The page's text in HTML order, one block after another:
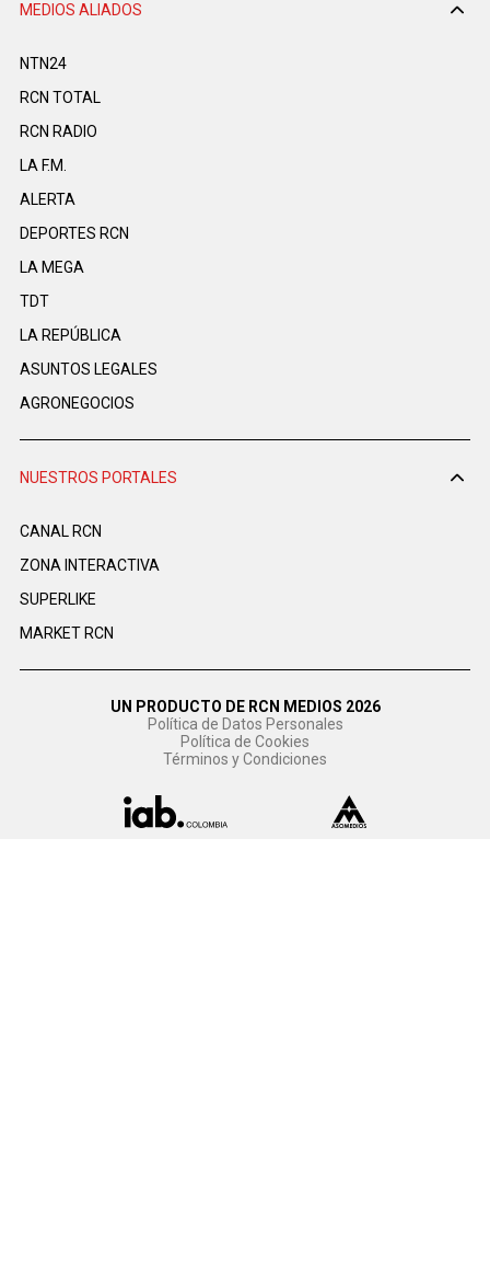
MEDIOS ALIADOS
NTN24
RCN TOTAL
RCN RADIO
LA F.M.
ALERTA
DEPORTES RCN
LA MEGA
TDT
LA REPÚBLICA
ASUNTOS LEGALES
AGRONEGOCIOS
NUESTROS PORTALES
CANAL RCN
ZONA INTERACTIVA
SUPERLIKE
MARKET RCN
UN PRODUCTO DE RCN MEDIOS 2026
Política de Datos Personales
Política de Cookies
Términos y Condiciones